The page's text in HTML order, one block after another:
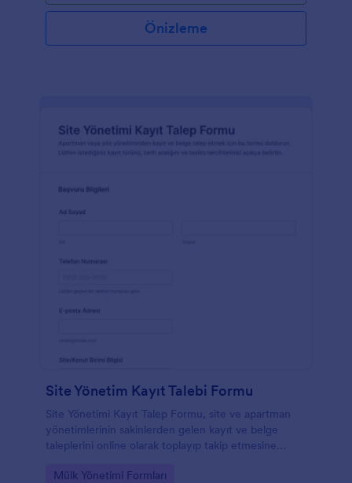
Önizleme
Site Yönetim Kayıt Talebi Formu
Site Yönetimi Kayıt Talep Formu, site ve apartman
yönetimlerinin sakinlerden gelen kayıt ve belge
taleplerini online olarak toplayıp takip etmesine
Go to Category:
Mülk Yönetimi Formları